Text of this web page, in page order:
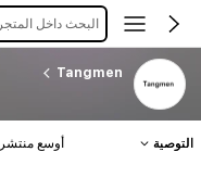
البحث داخل المتجر
Tangmen
التوصية أوسع